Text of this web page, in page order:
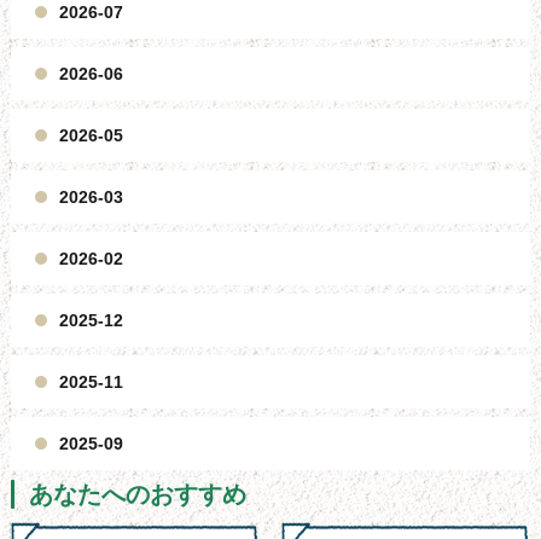
2026-07
2026-06
2026-05
2026-03
2026-02
2025-12
2025-11
2025-09
あなたへのおすすめ